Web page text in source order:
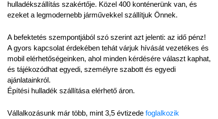
hulladékszállítás szakértője. Közel 400 konténerünk van, és
ezeket a legmodernebb járművekkel szállítjuk Önnek.
A befektetés szempontjából szó szerint azt jelenti: az idő pénz!
A gyors kapcsolat érdekében tehát várjuk hívását vezetékes és
mobil elérhetőségeinken, ahol minden kérdésére választ kaphat,
és tájékozódhat egyedi, személyre szabott és egyedi
ajánlatainkról.
Építési hulladék szállítása elérhető áron.
Vállalkozásunk már több, mint 3,5 évtizede foglalkozik